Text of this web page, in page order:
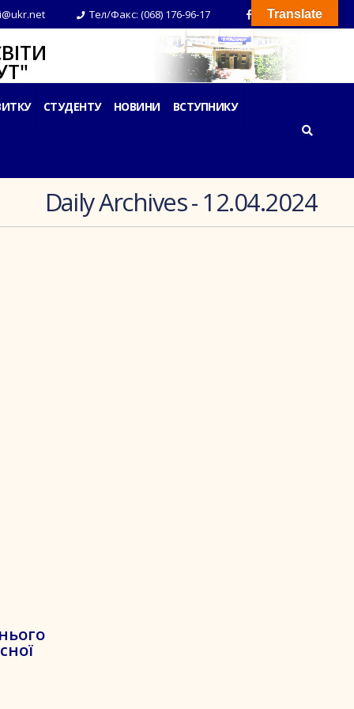
Тел/Факс: (068) 176-96-17
СТУДЕНТУ НОВИНИ ВСТУПНИКУ
Daily Archives - 12.04.2024
Translate